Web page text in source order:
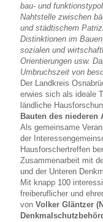
bau- und
Nahtstelle zwischen
und städtischem
Distinktionen im
sozialen und
Orientierungen usw.
Umbruchszeit von
Der Landkreis
erwies sich als ideale
ländliche
Bauten des niederen
Als gemeinsame
der
Hausforschertreffen
Zusammenarbeit mit
und der Unteren
Mit knapp 100
freiberuflicher und
von Volker Gläntzer